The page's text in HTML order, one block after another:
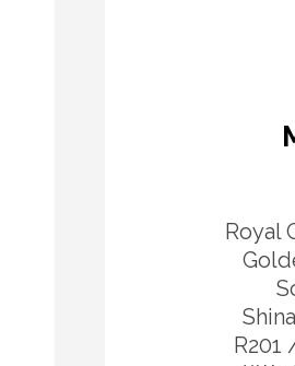
Royal